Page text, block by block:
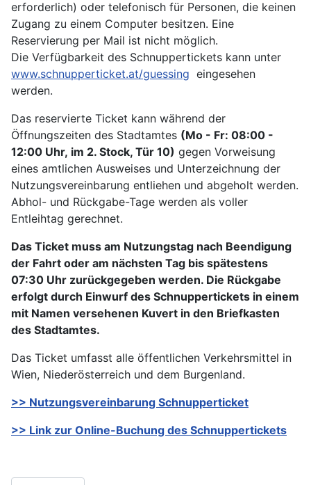
erforderlich) oder telefonisch für Personen, die keinen
Zugang zu einem Computer besitzen. Eine
Reservierung per Mail ist nicht möglich.
Die Verfügbarkeit des Schnuppertickets kann unter
www.schnupperticket.at/guessing eingesehen
werden.
Das reservierte Ticket kann während der
Öffnungszeiten des Stadtamtes (Mo - Fr: 08:00 -
12:00 Uhr, im 2. Stock, Tür 10) gegen Vorweisung
eines amtlichen Ausweises und Unterzeichnung der
Nutzungsvereinbarung entliehen und abgeholt werden.
Abhol- und Rückgabe-Tage werden als voller
Entleihtag gerechnet.
Das Ticket muss am Nutzungstag nach Beendigung
der Fahrt oder am nächsten Tag bis spätestens
07:30 Uhr zurückgegeben werden. Die Rückgabe
erfolgt durch Einwurf des Schnuppertickets in einem
mit Namen versehenen Kuvert in den Briefkasten
des Stadtamtes.
Das Ticket umfasst alle öffentlichen Verkehrsmittel in
Wien, Niederösterreich und dem Burgenland.
>> Nutzungsvereinbarung Schnupperticket
>> Link zur Online-Buchung des Schnuppertickets